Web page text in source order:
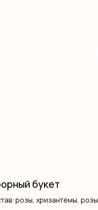
букет
розы, хризантемы, розы